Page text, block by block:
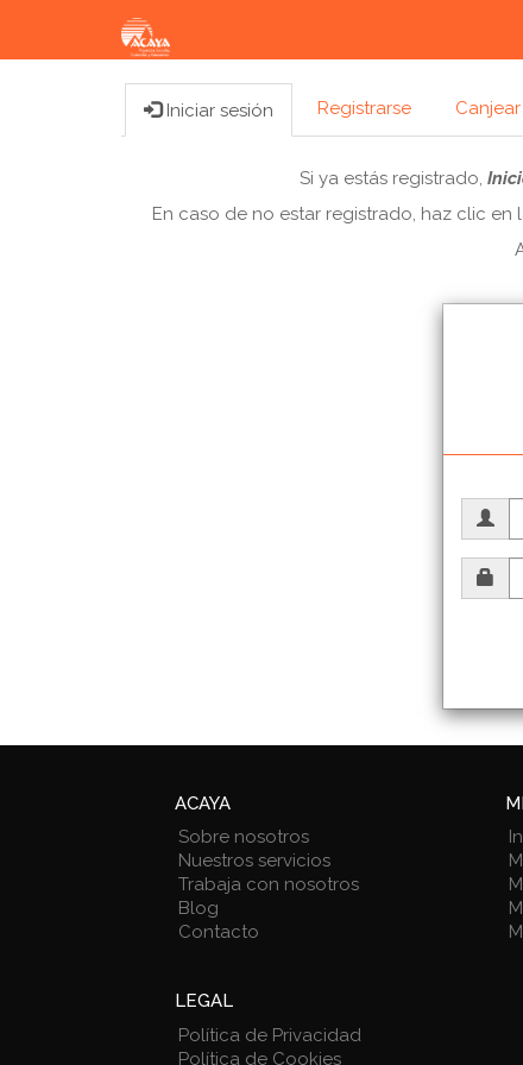
Iniciar sesión Registrarse
Si ya estás registrado,
En caso de no estar registrado, haz clic en
ACAYA
Sobre nosotros
Nuestros servicios
Trabaja con nosotros
Blog
Contacto
LEGAL
Política de Privacidad
Política de Cookies